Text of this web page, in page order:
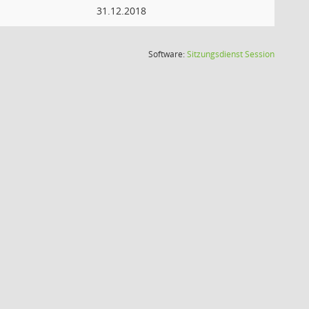
31.12.2018
Software:SitzungsdienstSession(Wird in